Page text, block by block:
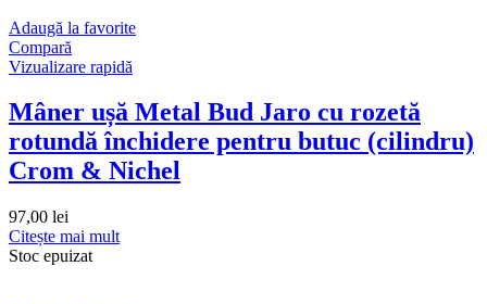
Adaugă la favorite
Compară
Vizualizare rapidă
Mâner ușă Metal Bud Jaro cu rozetă
rotundă închidere pentru butuc (cilindru)
Crom & Nichel
97,00 lei
Citește mai mult
Stoc epuizat